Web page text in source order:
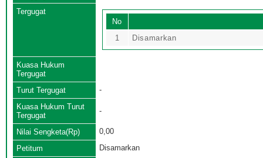
Tergugat
No
1
Disamarkan
Kuasa Hukum
Tergugat
Turut Tergugat
-
Kuasa Hukum Turut
Tergugat
-
Nilai Sengketa(Rp)
0,00
Petitum
Disamarkan